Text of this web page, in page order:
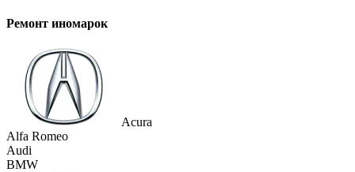
Ремонт иномарок
Acura
Alfa Romeo
Audi
BMW